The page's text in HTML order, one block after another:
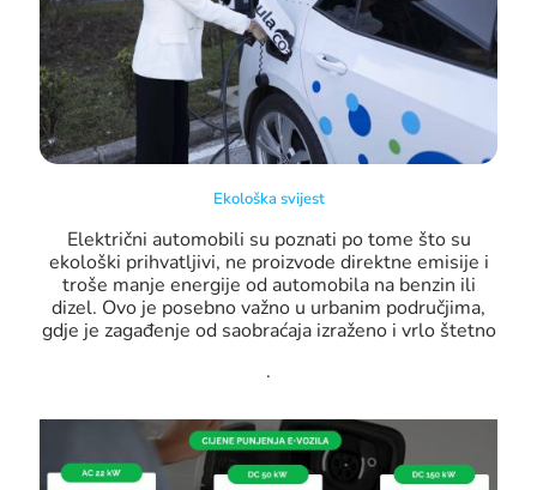
Ekološka svijest
Električni automobili su poznati po tome što su
ekološki prihvatljivi, ne proizvode direktne emisije i
troše manje energije od automobila na benzin ili
dizel. Ovo je posebno važno u urbanim područjima,
gdje je zagađenje od saobraćaja izraženo i vrlo štetno
.